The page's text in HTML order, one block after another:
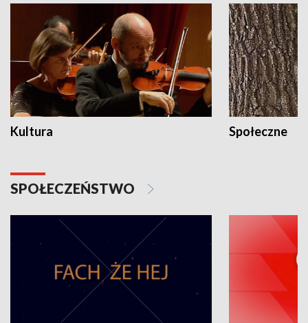
Kultura Społeczne
SPOŁECZEŃSTWO